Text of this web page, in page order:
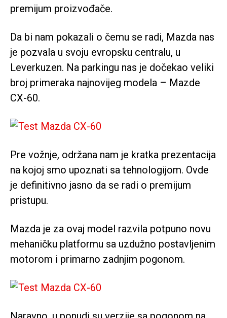
premijum proizvođače.
Da bi nam pokazali o čemu se radi, Mazda nas
je pozvala u svoju evropsku centralu, u
Leverkuzen. Na parkingu nas je dočekao veliki
broj primeraka najnovijeg modela – Mazde
CX-60.
Pre vožnje, održana nam je kratka prezentacija
na kojoj smo upoznati sa tehnologijom. Ovde
je definitivno jasno da se radi o premijum
pristupu.
Mazda je za ovaj model razvila potpuno novu
mehaničku platformu sa uzdužno postavljenim
motorom i primarno zadnjim pogonom.